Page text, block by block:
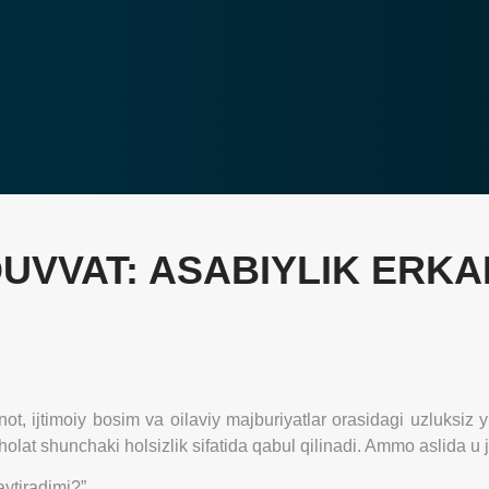
ASABIYLIK
ijtimoiy bosim va oilaviy majburiyatlar orasidagi uzluksiz
shunchaki holsizlik sifatida qabul qilinadi. Ammo aslida u